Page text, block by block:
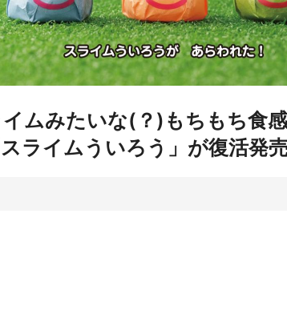
ムみたいな(？)もちもち食
ライムういろう」が復活発売